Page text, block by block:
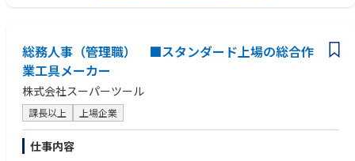
総務人事（管理職） ■スタンダード上場の総合作
業工具メーカー
株式会社スーパーツール
課長以上 上場企業
仕事内容